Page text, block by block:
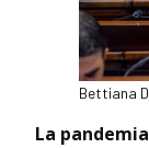
Bettiana
La